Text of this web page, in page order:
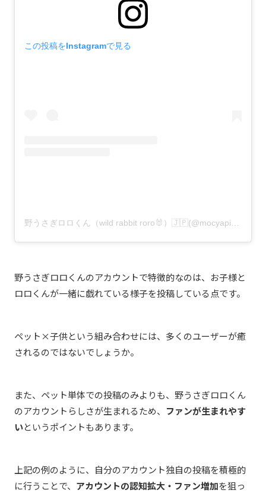
この投稿をInstagramで見る
野うさぎロロくんのアカウントで特徴的なのは、お子様と
ロロくんが一緒に戯れている様子を投稿している点です。
ペット×子供という組み合わせには、多くのユーザーが癒
されるのではないでしょうか。
また、ペット単体での投稿のみよりも、野うさぎロロくん
のアカウントらしさが生まれるため、 ファンが生まれやす
いというポイントもあります。
上記の例のように、自分のアカウント独自の投稿を積極的
に行うことで、 アカウントの認知拡大・ファン増加を狙っ